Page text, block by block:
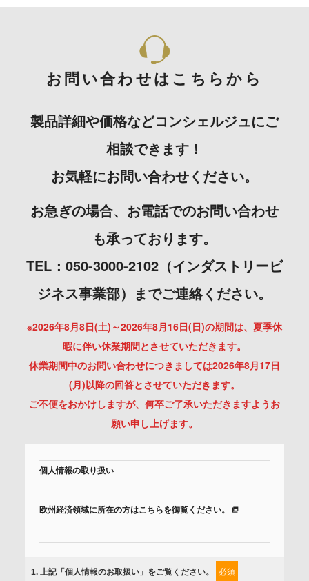
お問い合わせはこちらから
製品詳細や価格などコンシェルジュにご
相談できます！
お気軽にお問い合わせください。
お急ぎの場合、お電話でのお問い合わせ
も承っております。
TEL：050-3000-2102（インダストリービ
ジネス事業部）までご連絡ください。
※2026年8月8日(土)～2026年8月16日(日)の期間は、夏季休
暇に伴い休業期間とさせていただきます。
休業期間中のお問い合わせにつきましては2026年8月17日
(月)以降の回答とさせていただきます。
ご不便をおかけしますが、何卒ご了承いただきますようお
願い申し上げます。
個人情報の取り扱い
欧州経済領域に所在の方はこちらを御覧ください。
組みを行っています。
1. 上記「個人情報のお取扱い」をご覧ください。 必須